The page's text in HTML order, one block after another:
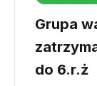
Grupa
do 6.r.ż